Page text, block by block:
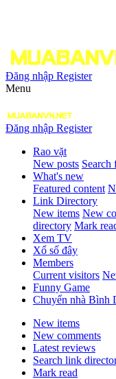
Đăng nhập Register
Menu
Đăng nhập Register
Rao vặt
New posts Search
What's new
Featured content
Link Directory
New items New
directory Mark
Xem TV
Xổ số đây
Members
Current visitors
Funny Game
Chuyển nhà Bình
New items
New comments
Latest reviews
Search link
Mark read